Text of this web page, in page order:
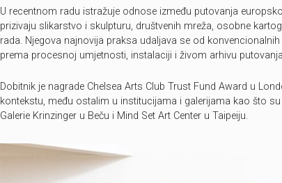
U recentnom radu istražuje odnose između putovanja
prizivaju slikarstvo i skulpturu, društvenih mreža, osobne
rada. Njegova najnovija praksa udaljava se od
prema procesnoj umjetnosti, instalaciji i živom arhivu
Dobitnik je nagrade Chelsea Arts Club Trust Fund Award u
kontekstu, među ostalim u institucijama i galerijama kao što
Galerie Krinzinger u Beču i Mind Set Art Center u Taipeiju.